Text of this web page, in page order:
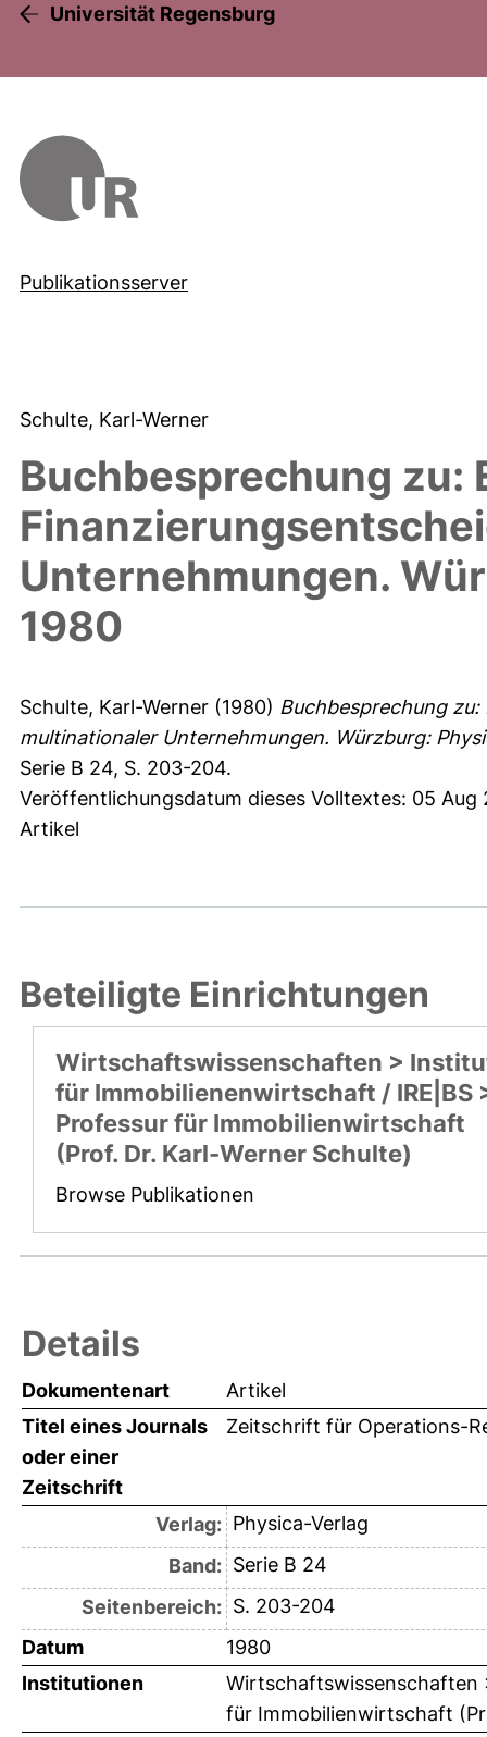
Universität Regensburg
Publikationsserver
Schulte, Karl-Werner
Buchbesprechung zu:
Unternehmungen.
1980
Schulte, Karl-Werner (1980) Buchbesprechung
multinationaler Unternehmungen. Würzburg:
Serie B 24, S. 203-204.
Veröffentlichungsdatum dieses Volltextes: 05 Aug
Artikel
Beteiligte Einrichtungen
Wirtschaftswissenschaften >
für Immobilienenwirtschaft / IRE|BS
Professur für Immobilienwirtschaft
(Prof. Dr. Karl-Werner Schulte)
Browse Publikationen
Details
Dokumentenart
Artikel
Titel eines Journals
oder einer
Zeitschrift
Zeitschrift für Operations-
Verlag: Physica-Verlag
Band: Serie B 24
Seitenbereich: S. 203-204
Datum
1980
Institutionen
Wirtschaftswissenschaften
für Immobilienwirtschaft